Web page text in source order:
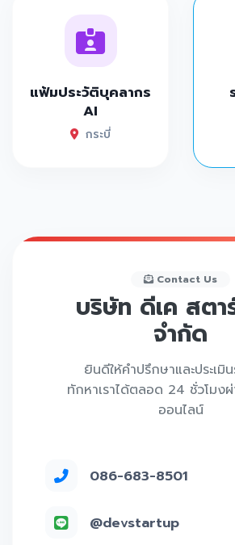
แฟ้มประวัติบุคลากร
AI
กระบี่
Contact Us
บริษัท ดีเค สต
จำกัด
ยินดีให้คำปรึกษาและประเมิ
ทักหาเราได้ตลอด 24 ชั่วโมง
ออนไลน์
086-683-8501
@devstartup